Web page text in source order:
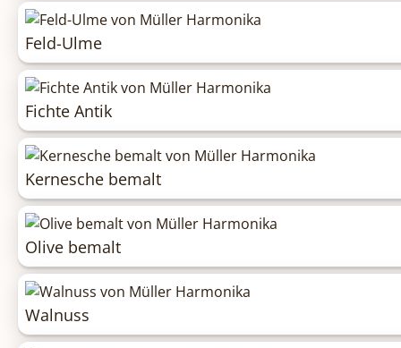
Feld-Ulme
Fichte Antik
Kernesche bemalt
Olive bemalt
Walnuss